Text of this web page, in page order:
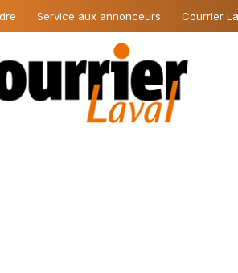
Service aux annonceurs Courrier